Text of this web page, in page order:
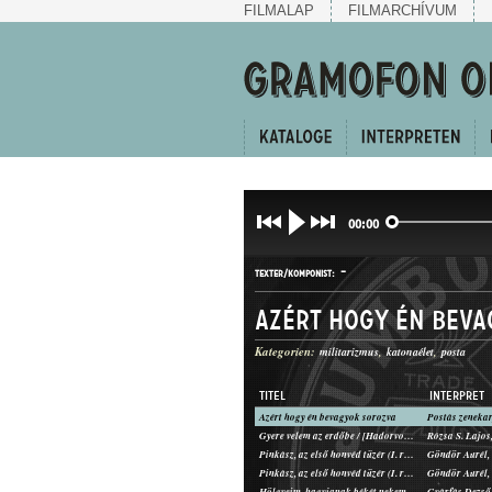
FILMALAP FILMARCHÍVUM
00:00
TEXTER/KOMPONIST: -
GATTUNG: CSÁRDÁS
Azért hogy én
Kategorien: militarizmus katonaélet posta
TITEL INTERPRET
Azért hogy én bevagyok sorozva
Postás
Gyere velem az erdőbe / [Hadorvos úr tegna vett be...]
Pinkász, az első honvéd tüzér (I. rész)
Göndör Aurél,
Pinkász, az első honvéd tüzér (I. rész)
Göndör Aurél,